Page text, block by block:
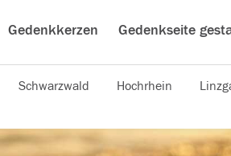
Gedenkkerzen Gedenkseite
Schwarzwald Hochrhein